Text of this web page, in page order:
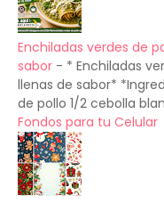
Enchiladas verdes de
sabor - * Enchiladas
llenas de sabor*
de pollo 1/2 cebolla
Fondos para tu Celular